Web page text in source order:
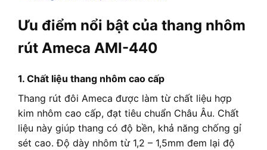
Ưu điểm nổi bật của thang nhôm
rút Ameca AMI-440
1. Chất liệu thang nhôm cao cấp
Thang rút đôi Ameca được làm từ chất liệu hợp
kim nhôm cao cấp, đạt tiêu chuẩn Châu Âu. Chất
liệu này giúp thang có độ bền, khả năng chống gỉ
sét cao. Độ dày nhôm từ 1,2 – 1,5mm đem lại độ